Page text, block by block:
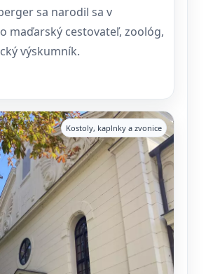
sa narodil sa v
maďarský cestovateľ, zoológ,
výskumník.
Kostoly, kaplnky a zvonice